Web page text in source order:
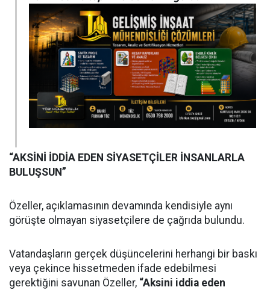
“AKSİNİ İDDİA EDEN SİYASETÇİLER İNSANLARLA
BULUŞSUN”
Özeller, açıklamasının devamında kendisiyle aynı
görüşte olmayan siyasetçilere de çağrıda bulundu.
Vatandaşların gerçek düşüncelerini herhangi bir baskı
veya çekince hissetmeden ifade edebilmesi
gerektiğini savunan Özeller, “Aksini iddia eden